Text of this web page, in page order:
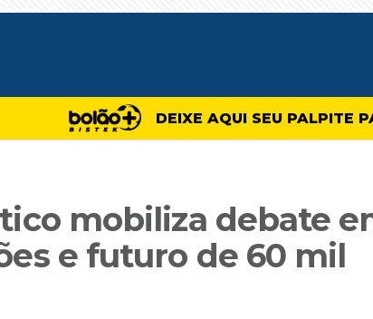
DEIXE AQUI SEU PALPITE
mobiliza debate
e futuro de 60 mil